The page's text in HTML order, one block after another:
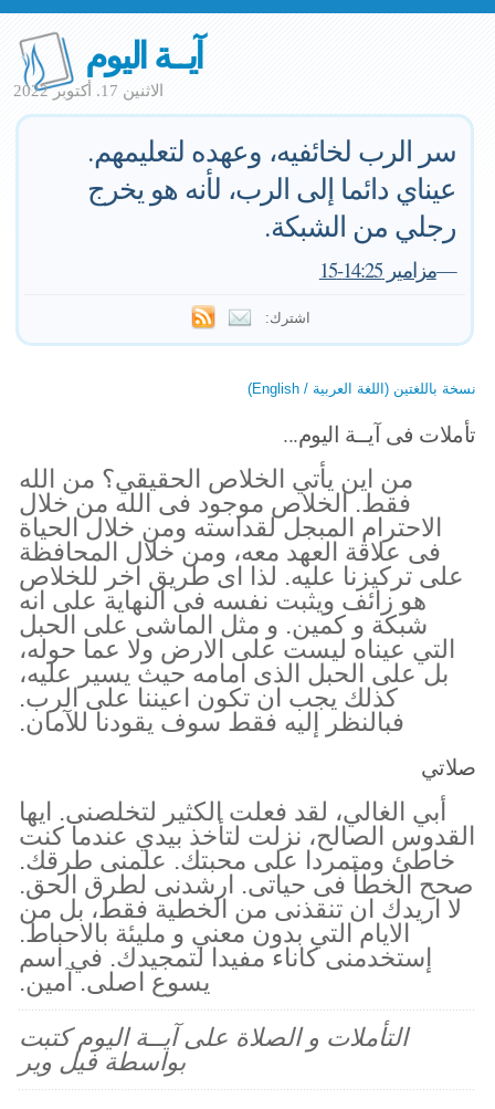
آيــة اليوم
الاثنين 17. أكتوبر 2022
سر الرب لخائفيه، وعهده لتعليمهم.
عيناي دائما إلى الرب، لأنه هو يخرج
رجلي من الشبكة.
—مزامير 14:25-15
اشترك:
نسخة باللغتين (اللغة العربية / English)
تأملات فى آيــة اليوم...
من اين يأتي الخلاص الحقيقي؟ من الله
فقط. الخلاص موجود فى الله من خلال
الاحترام المبجل لقداسته ومن خلال الحياة
فى علاقة العهد معه، ومن خلال المحافظة
على تركيزنا عليه. لذا اى طريق اخر للخلاص
هو زائف ويثبت نفسه فى النهاية على انه
شبكة و كمين. و مثل الماشى على الحبل
التي عيناه ليست على الارض ولا عما حوله،
بل على الحبل الذى امامه حيث يسير عليه،
كذلك يجب ان تكون اعيننا على الرب.
فبالنظر إليه فقط سوف يقودنا للآمان.
صلاتي
أبي الغالي، لقد فعلت الكثير لتخلصنى. ايها
القدوس الصالح، نزلت لتأخذ بيدي عندما كنت
خاطئ ومتمردا على محبتك. علمنى طرقك.
صحح الخطأ فى حياتى. ارشدنى لطرق الحق.
لا اريدك ان تنقذنى من الخطية فقط، بل من
الايام التي بدون معني و مليئة بالاحباط.
إستخدمنى كاناء مفيدا لتمجيدك. في اسم
يسوع اصلى. آمين.
التأملات و الصلاة على آيــة اليوم كتبت
بواسطة فيل وير